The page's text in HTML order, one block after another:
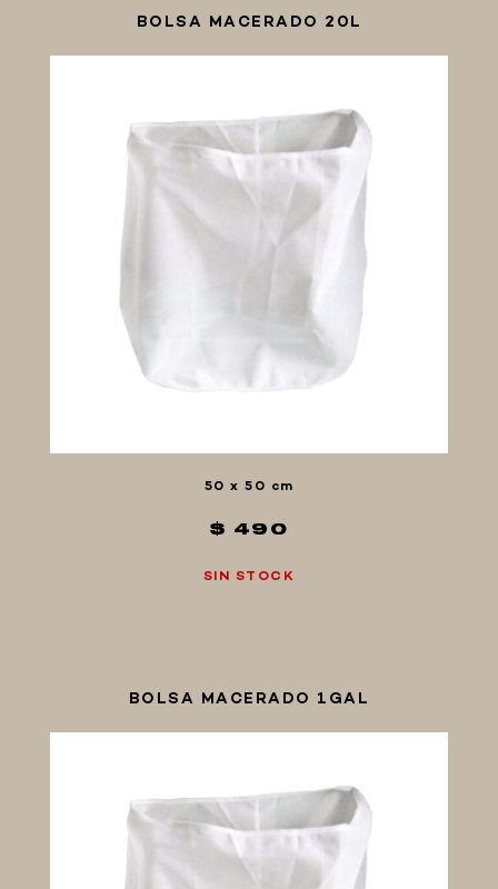
BOLSA MACERADO 20L
50 x 50 cm
$ 490
SIN STOCK
BOLSA MACERADO 1GAL